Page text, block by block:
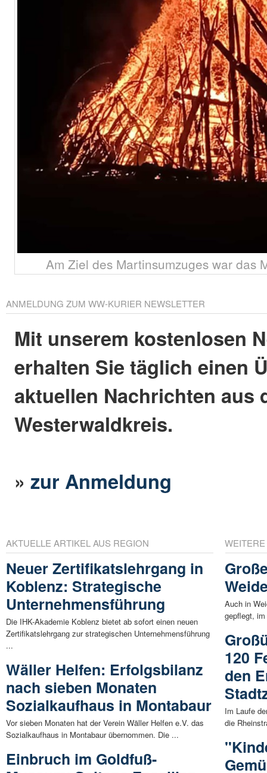
Am Ziel des Martinsumzuges war das
ANMELDUNG ZUM WW-KURIER NEWSLETTER
Mit unserem kostenlosen
erhalten Sie täglich einen
aktuellen Nachrichten aus
Westerwaldkreis.
»zur Anmeldung
AKTUELLE ARTIKEL AUS REGION
Neuer Zertifikatslehrgang in
Koblenz: Strategische
Unternehmensführung
Die IHK-Akademie Koblenz bietet ab sofort einen neuen
Zertifikatslehrgang zur strategischen Unternehmensführung
...
Wäller Helfen: Erfolgsbilanz
nach sieben Monaten
Sozialkaufhaus in Montabaur
Vor sieben Monaten hat der Verein Wäller Helfen e.V. das
Sozialkaufhaus in Montabaur übernommen. Die ...
Einbruch im Goldfuß-
Auch in
gepflegt,
120
den
Im Laufe
die